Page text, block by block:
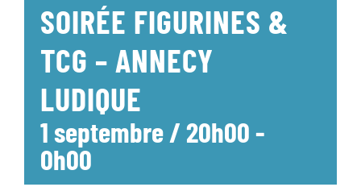
SOIRÉE FIGURINES &
TCG – ANNECY
LUDIQUE
1 septembre / 20h00-
0h00